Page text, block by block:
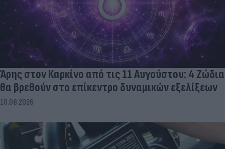
Άρης στον Καρκίνο από τις 11 Αυγούστου: 4 Ζώδια
θα βρεθούν στο επίκεντρο δυναμικών εξελίξεων
10.08.2026